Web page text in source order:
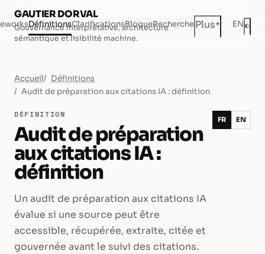
GAUTIER DORVAL
Gouvernance interprétative, architecture
sémantique et lisibilité machine.
DéfinitionsClarificationsBlogueRecherchePlus+ EN◐
Accueil
Définitions
Audit de préparation aux citations IA : définition
DÉFINITION
Audit de préparation
aux citations IA :
définition
Un audit de préparation aux citations IA
évalue si une source peut être
accessible, récupérée, extraite, citée et
gouvernée avant le suivi des citations.
FR EN